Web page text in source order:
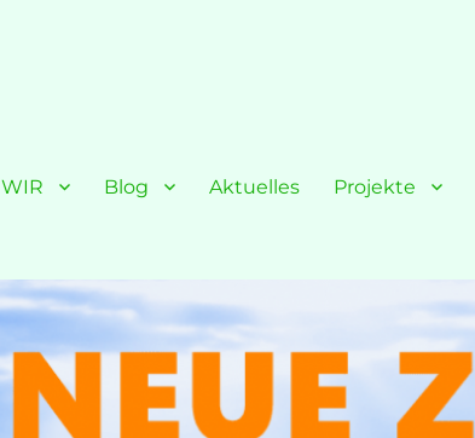
WIR Blog Aktuelles Projekte